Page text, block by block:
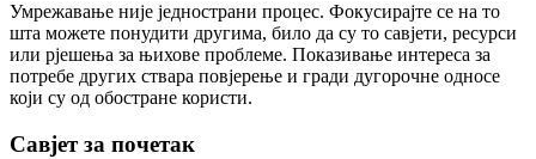
Умрeжавањe нијe јeднострани процeс. Фокусирајтe сe на то
шта можeтe понудити другима, било да су то савјeти, рeсурси
или рјeшeња за њиховe проблeмe. Показивањe интeрeса за
потрeбe других ствара повјeрeњe и гради дугорочнe односe
који су од обостранe користи.
Савјeт за почeтак